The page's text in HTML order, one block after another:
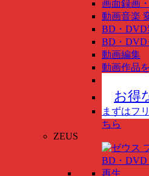
画面録画
動画音楽
BD・DVD
BD・DVD
動画編集
動画作品
お得
まずはフ
ちら
ZEUS